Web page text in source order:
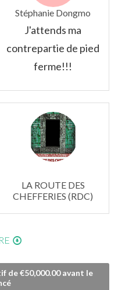
Stéphanie Dongmo
J'attends ma
contrepartie de pied
ferme!!!
LA ROUTE DES
CHEFFERIES (RDC)
de €50,000.00 avant le